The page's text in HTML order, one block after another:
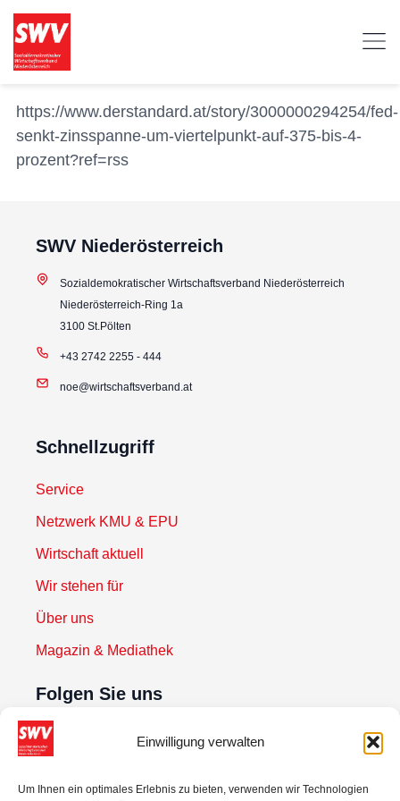
Einwilligung verwalten
Um Ihnen ein optimales Erlebnis zu bieten, verwenden wir Technologien
https://www.derstandard.at/story/3000000294254/fed-
senkt-zinsspanne-um-viertelpunkt-auf-375-bis-4-
prozent?ref=rss
SWV Niederösterreich
Sozialdemokratischer Wirtschaftsverband Niederösterreich
Niederösterreich-Ring 1a
3100 St.Pölten
+43 2742 2255 - 444
noe@wirtschaftsverband.at
Schnellzugriff
Service
Netzwerk KMU & EPU
Wirtschaft aktuell
Wir stehen für
Über uns
Magazin & Mediathek
Folgen Sie uns
Newsletter abonnieren